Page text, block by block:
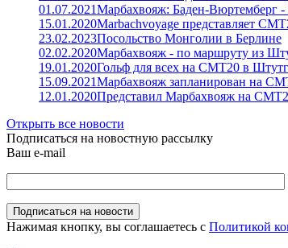
01.07.2021Марбахвояж: Баден-Вюртемберг -
15.01.2020Marbachvoyage представляет
23.02.2023Посольство Монголии в Берлине
02.02.2020Марбахвояж - по маршруту из
19.01.2020Гольф для всех на СМТ20 в
15.09.2021Марбахвояж запланирован на
12.01.2020Представил Марбахвояж на
Открыть все новости
Подписаться на новостную рассылку
Ваш e-mail
Нажимая кнопку, вы соглашаетесь с Политикой